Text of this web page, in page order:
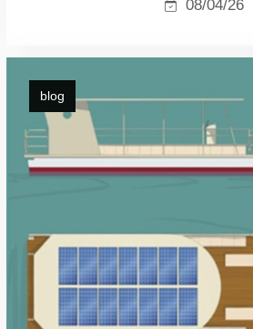
08/04/26
blog